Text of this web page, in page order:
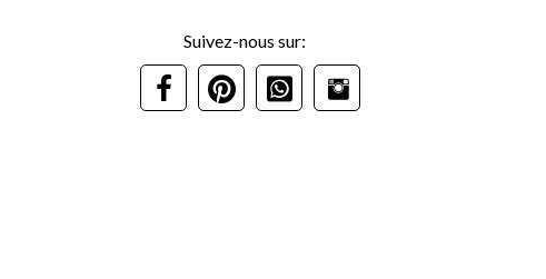
Suivez-nous sur: